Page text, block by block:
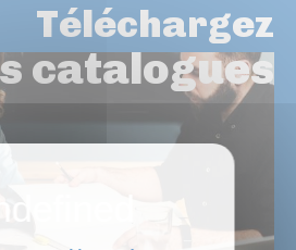
Téléchargez
catalogues